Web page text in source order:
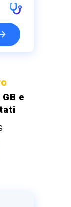
e